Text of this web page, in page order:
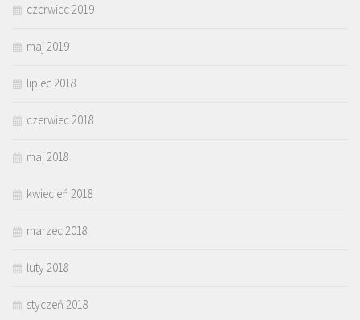
czerwiec 2019
maj 2019
lipiec 2018
czerwiec 2018
maj 2018
kwiecień 2018
marzec 2018
luty 2018
styczeń 2018